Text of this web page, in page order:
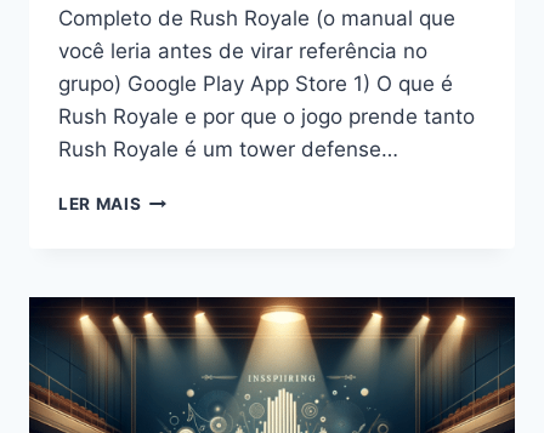
Completo de Rush Royale (o manual que
você leria antes de virar referência no
grupo) Google Play App Store 1) O que é
Rush Royale e por que o jogo prende tanto
Rush Royale é um tower defense…
LER MAIS GUIA